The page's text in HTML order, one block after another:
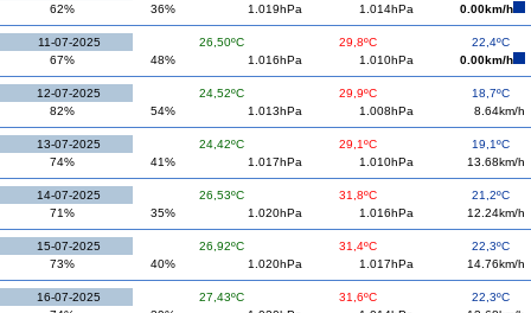
62%
36% 1.019hPa 1.014hPa 0.00km/h
11-07-2025 26,50ºC 29,8ºC
22,4ºC
67%
48% 1.016hPa 1.010hPa 0.00km/h
12-07-2025 24,52ºC 29,9ºC
18,7ºC
82%
54% 1.013hPa 1.008hPa 8.64km/h
13-07-2025 24,42ºC 29,1ºC
19,1ºC
74%
41% 1.017hPa 1.010hPa 13.68km/h
14-07-2025 26,53ºC 31,8ºC
21,2ºC
71%
35% 1.020hPa 1.016hPa 12.24km/h
15-07-2025 26,92ºC 31,4ºC
22,3ºC
73%
40% 1.020hPa 1.017hPa 14.76km/h
16-07-2025 27,43ºC 31,6ºC
22,3ºC